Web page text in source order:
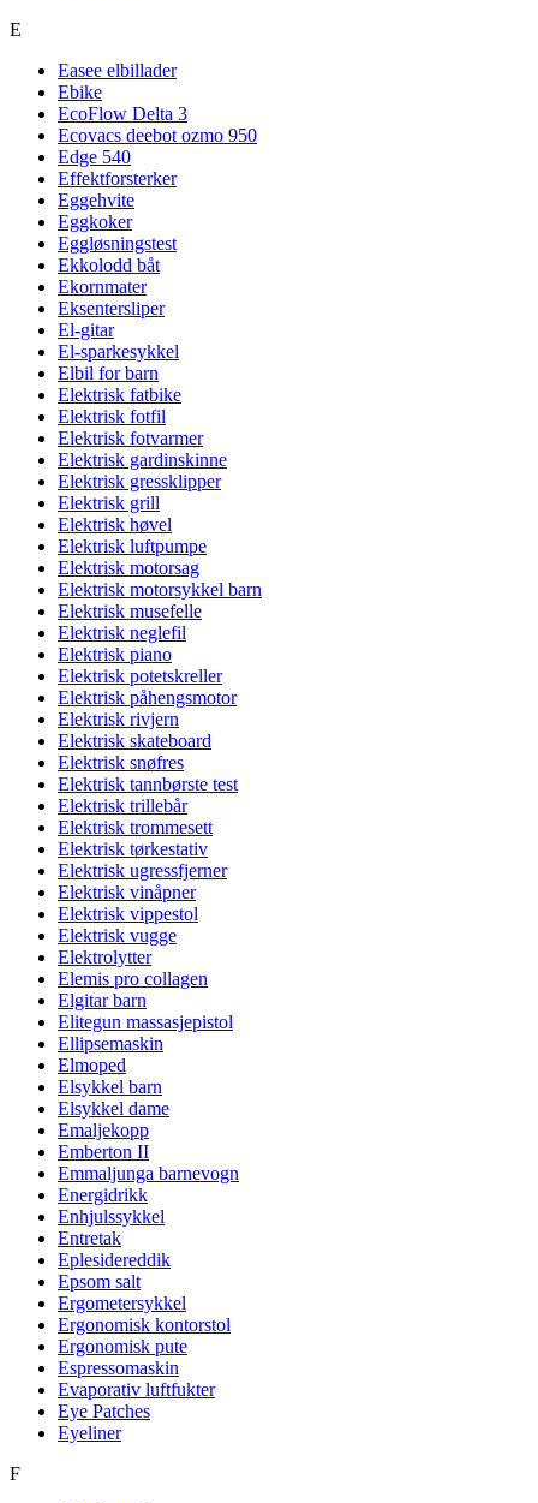
E
Easee elbillader
Ebike
EcoFlow Delta 3
Ecovacs deebot ozmo 950
Edge 540
Effektforsterker
Eggehvite
Eggkoker
Eggløsningstest
Ekkolodd båt
Ekornmater
Eksentersliper
El-gitar
El-sparkesykkel
Elbil for barn
Elektrisk fatbike
Elektrisk fotfil
Elektrisk fotvarmer
Elektrisk gardinskinne
Elektrisk gressklipper
Elektrisk grill
Elektrisk høvel
Elektrisk luftpumpe
Elektrisk motorsag
Elektrisk motorsykkel barn
Elektrisk musefelle
Elektrisk neglefil
Elektrisk piano
Elektrisk potetskreller
Elektrisk påhengsmotor
Elektrisk rivjern
Elektrisk skateboard
Elektrisk snøfres
Elektrisk tannbørste test
Elektrisk trillebår
Elektrisk trommesett
Elektrisk tørkestativ
Elektrisk ugressfjerner
Elektrisk vinåpner
Elektrisk vippestol
Elektrisk vugge
Elektrolytter
Elemis pro collagen
Elgitar barn
Elitegun massasjepistol
Ellipsemaskin
Elmoped
Elsykkel barn
Elsykkel dame
Emaljekopp
Emberton II
Emmaljunga barnevogn
Energidrikk
Enhjulssykkel
Entretak
Eplesidereddik
Epsom salt
Ergometersykkel
Ergonomisk kontorstol
Ergonomisk pute
Espressomaskin
Evaporativ luftfukter
Eye Patches
Eyeliner
F